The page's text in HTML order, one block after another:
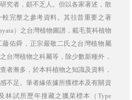
究者，頗不乏人。但以各家著述，散
較完整之參考資料。其往昔重要之著
）之台灣植物圖譜，載毛莨科植物
佑舜，正宗嚴敬二氏之台灣植物屬
台灣植物之科屬等，除少數新種外，
者漸多，於本科植物之知識及資料，
不足。筆者緣依據所獲標本及有關資
林試所歷年搜藏之臘菜標本（ Type